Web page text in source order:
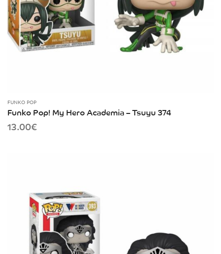
FUNKO POP
Funko Pop! My Hero Academia – Tsuyu 374
13.00€